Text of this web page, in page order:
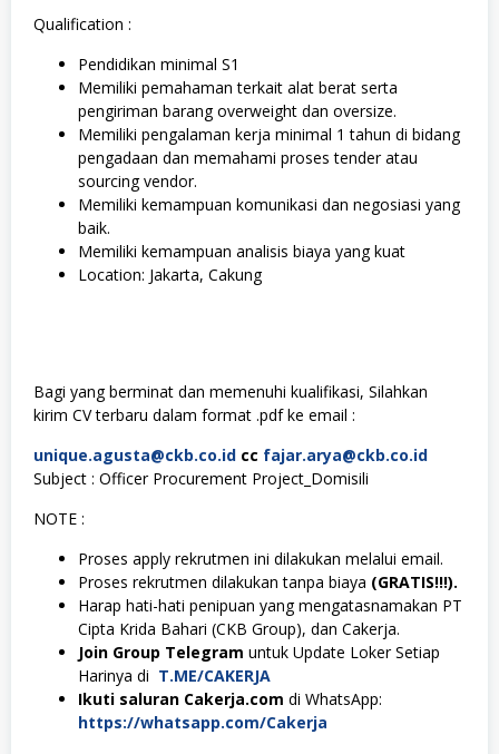
Qualification :
Pendidikan minimal S1
Memiliki pemahaman terkait alat berat serta
pengiriman barang overweight dan oversize.
Memiliki pengalaman kerja minimal 1 tahun di bidang
pengadaan dan memahami proses tender atau
sourcing vendor.
Memiliki kemampuan komunikasi dan negosiasi yang
baik.
Memiliki kemampuan analisis biaya yang kuat
Location: Jakarta, Cakung
Bagi yang berminat dan memenuhi kualifikasi, Silahkan
kirim CV terbaru dalam format .pdf ke email :
unique.agusta@ckb.co.id cc fajar.arya@ckb.co.id
Subject : Officer Procurement Project_Domisili
NOTE :
Proses apply rekrutmen ini dilakukan melalui email.
Proses rekrutmen dilakukan tanpa biaya (GRATIS!!!).
Harap hati-hati penipuan yang mengatasnamakan PT
Cipta Krida Bahari (CKB Group), dan Cakerja.
Join Group Telegram untuk Update Loker Setiap
Harinya di T.ME/CAKERJA
Ikuti saluran Cakerja.com di WhatsApp:
https://whatsapp.com/Cakerja